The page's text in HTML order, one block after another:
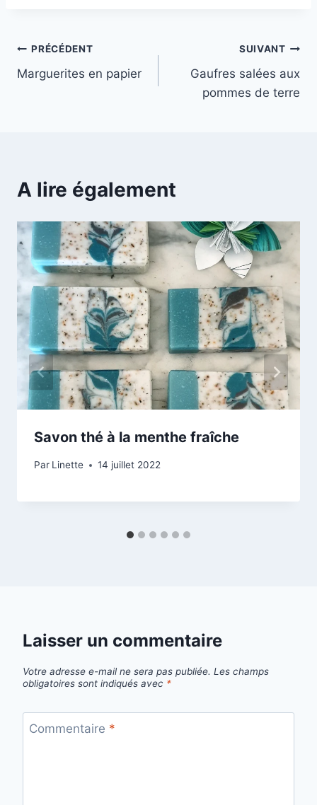
Navigation
de
PRÉCÉDENT
Marguerites en papier
SUIVANT
Gaufres salées aux
pommes de terre
A lire également
Savon thé à la menthe fraîche
Par Linette 14 juillet 2022
Laisser un commentaire
Votre adresse e-mail ne sera pas publiée. Les champs
obligatoires sont indiqués avec *
Commentaire *